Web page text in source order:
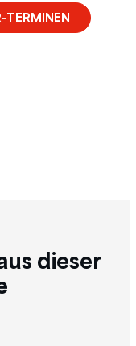
TERMINEN
dieser